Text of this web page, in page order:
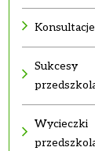
Konsultacje
Sukcesy
Wycieczki